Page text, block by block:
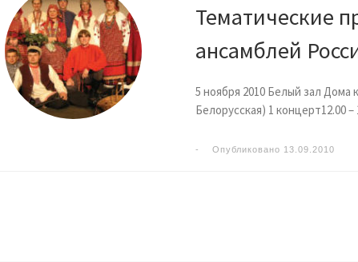
Тематические
ансамблей
5 ноября 2010 Белый зал Дома
Белорусская) 1
- Опубликовано 13.09.2010